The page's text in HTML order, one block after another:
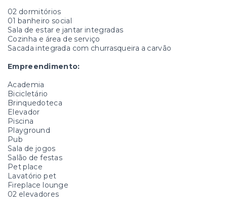
02 dormitórios
01 banheiro social
Sala de estar e jantar integradas
Cozinha e área de serviço
Sacada integrada com churrasqueira a carvão
Empreendimento:
Academia
Bicicletário
Brinquedoteca
Elevador
Piscina
Playground
Pub
Sala de jogos
Salão de festas
Pet place
Lavatório pet
Fireplace lounge
02 elevadores